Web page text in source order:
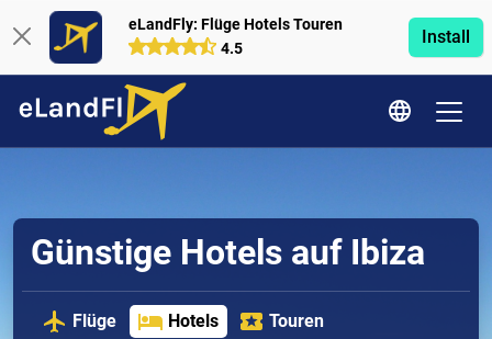
eLandFly: Flüge Hotels Touren
4.5
Install
Günstige Hotels auf Ibiza
Flüge Hotels Touren